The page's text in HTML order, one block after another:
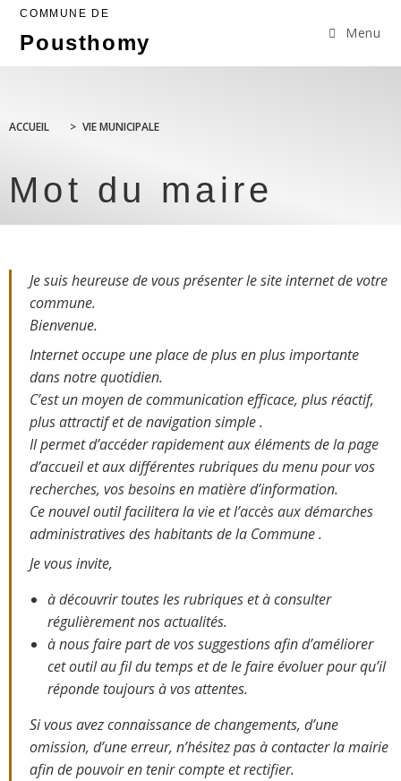
COMMUNE DE
Pousthomy Menu
ACCUEIL > VIE MUNICIPALE
Mot du maire
Je suis heureuse de vous présenter le site internet de votre
commune.
Bienvenue.
Internet occupe une place de plus en plus importante
dans notre quotidien.
C’est un moyen de communication efficace, plus réactif,
plus attractif et de navigation simple .
Il permet d’accéder rapidement aux éléments de la page
d’accueil et aux différentes rubriques du menu pour vos
recherches, vos besoins en matière d’information.
Ce nouvel outil facilitera la vie et l’accès aux démarches
administratives des habitants de la Commune .
Je vous invite,
à découvrir toutes les rubriques et à consulter
régulièrement nos actualités.
à nous faire part de vos suggestions afin d’améliorer
cet outil au fil du temps et de le faire évoluer pour qu’il
réponde toujours à vos attentes.
Si vous avez connaissance de changements, d’une
omission, d’une erreur, n’hésitez pas à contacter la mairie
afin de pouvoir en tenir compte et rectifier.